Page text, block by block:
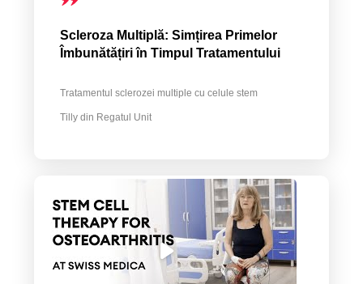
Scleroza Multiplă: Simțirea Primelor
Îmbunătățiri în Timpul Tratamentului
Tratamentul sclerozei multiple cu celule stem
Tilly din Regatul Unit